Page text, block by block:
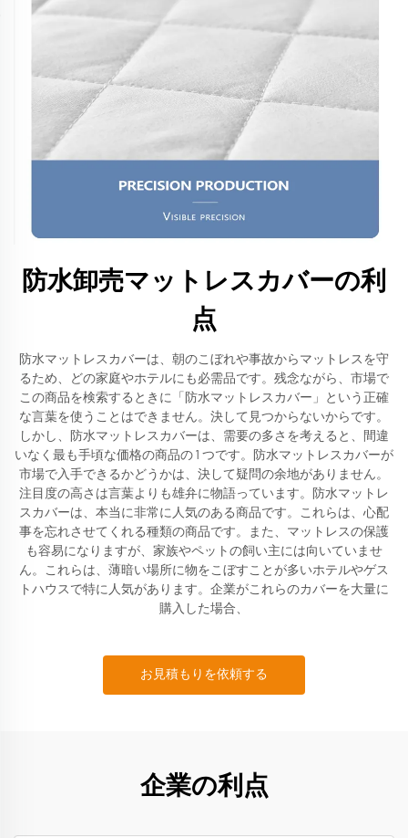
防水卸売マットレスカバーの利
点
防水マットレスカバーは、朝のこぼれや事故からマットレスを守
るため、どの家庭やホテルにも必需品です。残念ながら、市場で
この商品を検索するときに「防水マットレスカバー」という正確
な言葉を使うことはできません。決して見つからないからです。
しかし、防水マットレスカバーは、需要の多さを考えると、間違
いなく最も手頃な価格の商品の 1 つです。防水マットレスカバーが
市場で入手できるかどうかは、決して疑問の余地がありません。
注目度の高さは言葉よりも雄弁に物語っています。防水マットレ
スカバーは、本当に非常に人気のある商品です。これらは、心配
事を忘れさせてくれる種類の商品です。また、マットレスの保護
も容易になりますが、家族やペットの飼い主には向いていませ
ん。これらは、薄暗い場所に物をこぼすことが多いホテルやゲス
トハウスで特に人気があります。企業がこれらのカバーを大量に
購入した場合、
お見積もりを依頼する
企業の利点